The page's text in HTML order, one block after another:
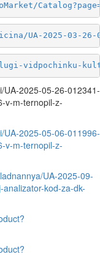
UA-2025-03-
vidpochinku-
UA-2025-05-26-012341-
v-m-ternopil-z-
UA-2025-05-06-011996-
v-m-ternopil-z-
UA-2025-09-
kod-za-dk-